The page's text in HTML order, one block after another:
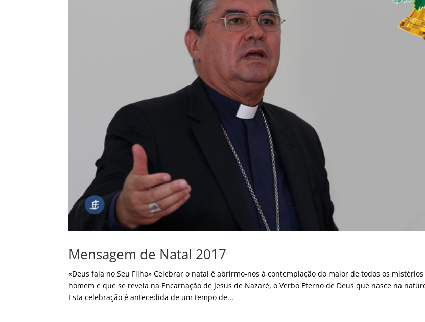
Mensagem de Natal 2017
«Deus fala no Seu Filho» Celebrar o natal é abrirmo-nos à contemplação do maior de todos os
homem e que se revela na Encarnação de Jesus de Nazaré, o Verbo Eterno de Deus que nasce na
Esta celebração é antecedida de um tempo de...